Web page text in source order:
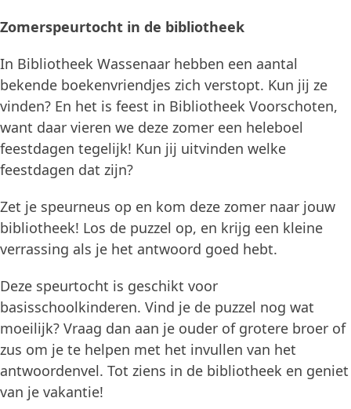
Zomerspeurtocht in de bibliotheek
In Bibliotheek Wassenaar hebben een aantal
bekende boekenvriendjes zich verstopt. Kun jij ze
vinden? En het is feest in Bibliotheek Voorschoten,
want daar vieren we deze zomer een heleboel
feestdagen tegelijk! Kun jij uitvinden welke
feestdagen dat zijn?
Zet je speurneus op en kom deze zomer naar jouw
bibliotheek! Los de puzzel op, en krijg een kleine
verrassing als je het antwoord goed hebt.
Deze speurtocht is geschikt voor
basisschoolkinderen. Vind je de puzzel nog wat
moeilijk? Vraag dan aan je ouder of grotere broer of
zus om je te helpen met het invullen van het
antwoordenvel. Tot ziens in de bibliotheek en geniet
van je vakantie!